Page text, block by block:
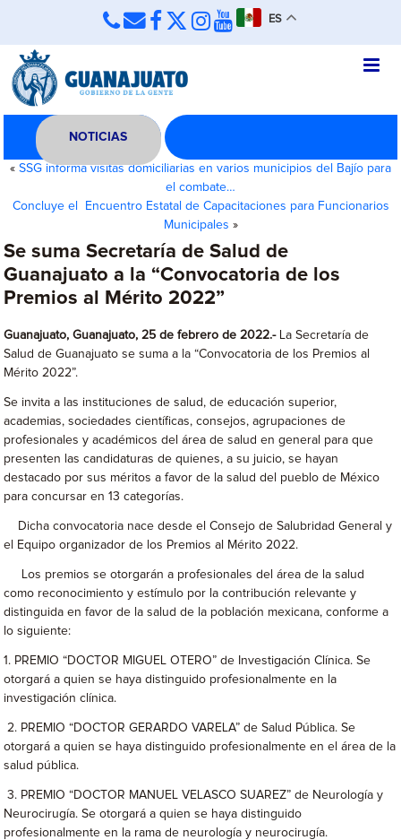
ES
NOTICIAS
« SSG informa visitas domiciliarias en varios municipios del Bajío para
el combate…
Concluye el Encuentro Estatal de Capacitaciones para Funcionarios
Municipales »
Se suma Secretaría de Salud de
Guanajuato a la “Convocatoria de los
Premios al Mérito 2022”
Guanajuato, Guanajuato, 25 de febrero de 2022.- La Secretaría de
Salud de Guanajuato se suma a la “Convocatoria de los Premios al
Mérito 2022”.
Se invita a las instituciones de salud, de educación superior,
academias, sociedades científicas, consejos, agrupaciones de
profesionales y académicos del área de salud en general para que
presenten las candidaturas de quienes, a su juicio, se hayan
destacado por sus méritos a favor de la salud del pueblo de México
para concursar en 13 categorías.
Dicha convocatoria nace desde el Consejo de Salubridad General y
el Equipo organizador de los Premios al Mérito 2022.
Los premios se otorgarán a profesionales del área de la salud
como reconocimiento y estímulo por la contribución relevante y
distinguida en favor de la salud de la población mexicana, conforme a
lo siguiente:
1. PREMIO “DOCTOR MIGUEL OTERO” de Investigación Clínica. Se
otorgará a quien se haya distinguido profesionalmente en la
investigación clínica.
2. PREMIO “DOCTOR GERARDO VARELA” de Salud Pública. Se
otorgará a quien se haya distinguido profesionalmente en el área de la
salud pública.
3. PREMIO “DOCTOR MANUEL VELASCO SUAREZ” de Neurología y
Neurocirugía. Se otorgará a quien se haya distinguido
profesionalmente en la rama de neurología y neurocirugía.